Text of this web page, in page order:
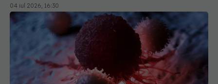
04 iul 2026, 16:30